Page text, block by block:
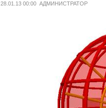
28.01.13 00:00 АДМИНИСТРАТОР